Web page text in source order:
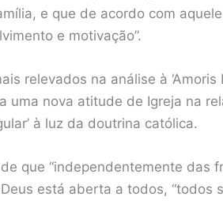
e que de acordo com
e motivação”.
relevados na análise à
uma nova atitude de Igreja na
à luz da doutrina católica.
que “independentemente das
está aberta a todos, “todos